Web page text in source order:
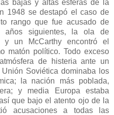
bajas y altas esferas de la
1948 se destapó el caso de
rango que fue acusado de
siguientes, la ola de
y un McCarthy encontró el
matón político. Todo exceso
de histeria ante un
Soviética dominaba los
la nación más poblada,
y media Europa estaba
que bajo el atento ojo de la
acusaciones a todas las